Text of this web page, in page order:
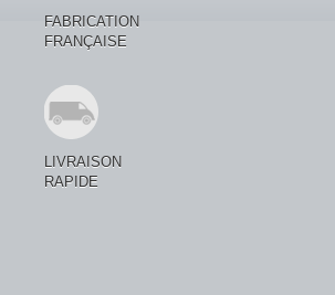
FABRICATION
FRANÇAISE
LIVRAISON
RAPIDE